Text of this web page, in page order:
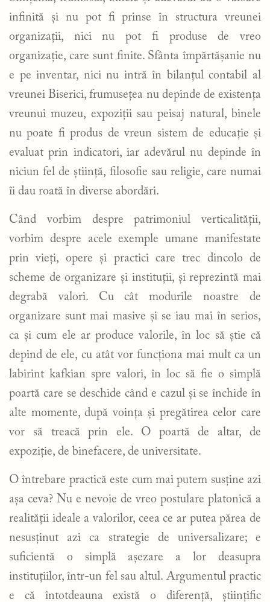
infinită și nu pot fi prinse în structura vreunei
organizații, nici nu pot fi produse de vreo
organizație, care sunt finite. Sfânta împărtășanie nu
e pe inventar, nici nu intră în bilanțul contabil al
vreunei Biserici, frumusețea nu depinde de existența
vreunui muzeu, expoziții sau peisaj natural, binele
nu poate fi produs de vreun sistem de educație și
evaluat prin indicatori, iar adevărul nu depinde în
niciun fel de știință, filosofie sau religie, care numai
îi dau roată în diverse abordări.
Când vorbim despre patrimoniul verticalității,
vorbim despre acele exemple umane manifestate
prin vieți, opere și practici care trec dincolo de
scheme de organizare și instituții, și reprezintă mai
degrabă valori. Cu cât modurile noastre de
organizare sunt mai masive și se iau mai în serios,
ca și cum ele ar produce valorile, în loc să știe că
depind de ele, cu atât vor funcționa mai mult ca un
labirint kafkian spre valori, în loc să fie o simplă
poartă care se deschide când e cazul și se închide în
alte momente, după voința și pregătirea celor care
vor să treacă prin ele. O poartă de altar, de
expoziție, de binefacere, de universitate.
O întrebare practică este cum mai putem susține azi
așa ceva? Nu e nevoie de vreo postulare platonică a
realității ideale a valorilor, ceea ce ar putea părea de
nesusținut azi ca strategie de universalizare; e
suficientă o simplă așezare a lor deasupra
instituțiilor, într-un fel sau altul. Argumentul practic
e că întotdeauna există o diferență, științific